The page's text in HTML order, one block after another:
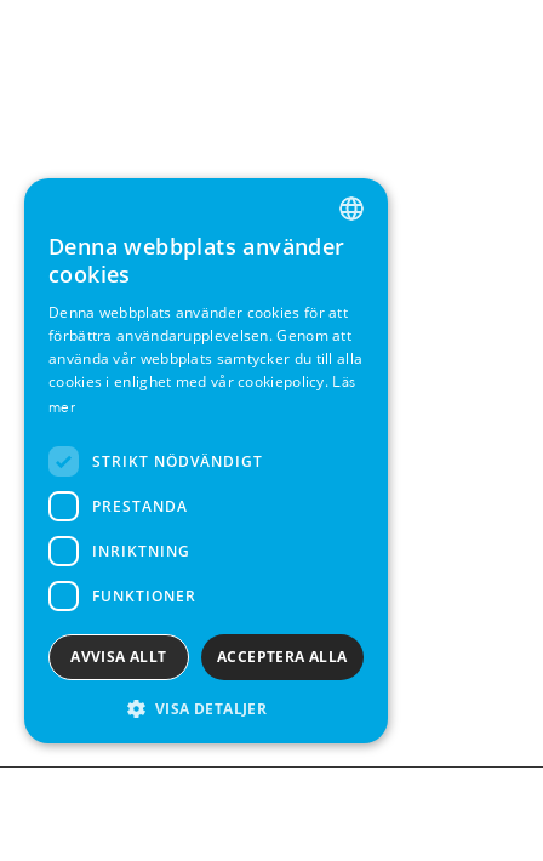
ENGLISH
SWEDISH
FRENCH
Denna webbplats använder
cookies
Denna webbplats använder cookies för att
förbättra användarupplevelsen. Genom att
använda vår webbplats samtycker du till alla
cookies i enlighet med vår cookiepolicy. Läs
mer
STRIKT NÖDVÄNDIGT
PRESTANDA
INRIKTNING
FUNKTIONER
ACCEPTERA ALLA
AVVISA ALLT
VISA DETALJER